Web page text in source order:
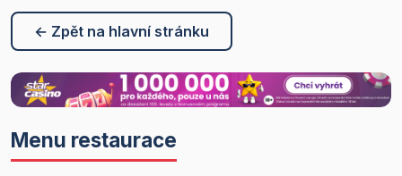
← Zpět na hlavní stránku
Menu restaurace